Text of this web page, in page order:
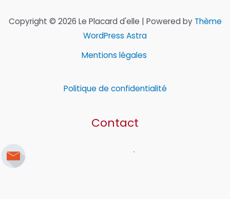
Copyright © 2026 Le Placard d'elle | Powered by Thème
WordPress Astra
Mentions légales
Politique de confidentialité
Contact
.